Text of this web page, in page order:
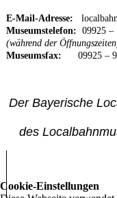
E-Mail-Adresse:
Museumstelefon: 09925 –
(während der
Museumsfax: 09925 –
Der Bayerische
des
Cookie-Einstellungen